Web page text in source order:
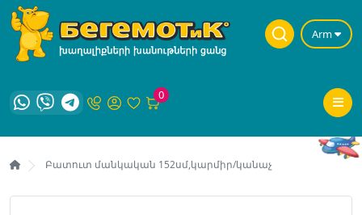
Arm
0
Բատուտ մանկական 152սմ,կարմիր/կանաչ